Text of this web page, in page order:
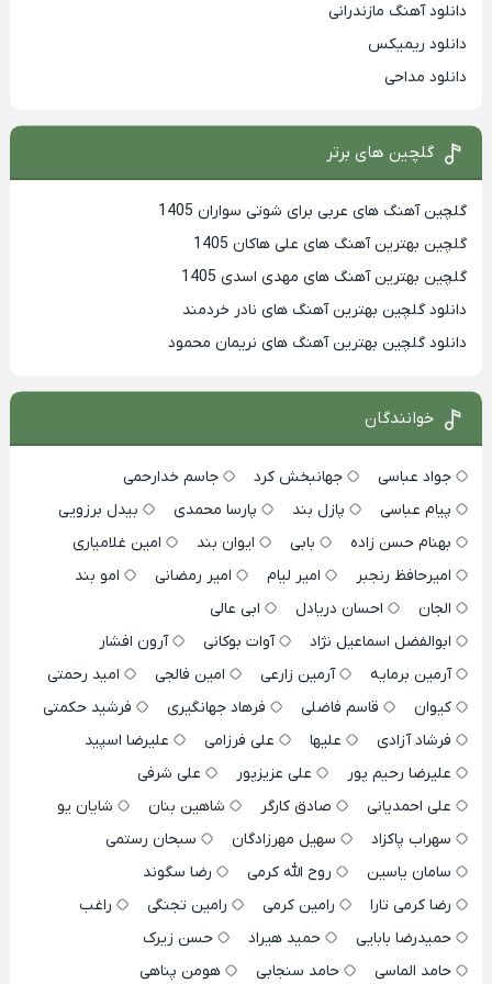
دانلود آهنگ مازندرانی
دانلود ریمیکس
دانلود مداحی
گلچین های برتر
گلچین آهنگ های عربی برای شوتی سواران 1405
گلچین بهترين آهنگ های علی هاکان 1405
گلچین بهترین آهنگ های مهدی اسدی 1405
دانلود گلچین بهترین آهنگ های نادر خردمند
دانلود گلچین بهترین آهنگ های نریمان محمود
خوانندگان
جواد عباسی جهانبخش کرد
جاسم خدارحمی
پیام عباسی
پازل بند پارسا محمدی
بیدل برزویی
بهنام حسن زاده
بابی ایوان بند
امین غلامیاری
امیرحافظ رنجبر
امیر لیام امیر رمضانی
امو بند
الجان
احسان دریادل
ابی عالی
ابوالفضل اسماعیل نژاد
آوات بوکانی
آرون افشار
آرمین برمایه
آرمین زارعی امین فالجی
امید رحمتی
کیوان
قاسم فاضلی فرهاد جهانگیری
فرشید حکمتی
فرشاد آزادی
علیها علی فرزامی
علیرضا اسپید
علیرضا رحیم پور
علی عزیزپور
علی شرفی
علی احمدیانی
صادق کارگر شاهین بنان
شایان یو
سهراب پاکزاد
سهیل مهرزادگان
سبحان رستمی
سامان یاسین
روح الله کرمی
رضا سگوند
رضا کرمی تارا
رامین کرمی رامین تجنگی
راغب
حمیدرضا بابایی
حمید هیراد
حسن زیرک
حامد الماسی
حامد سنجابی
هومن پناهی